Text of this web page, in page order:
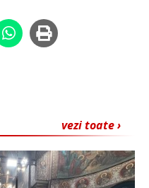
vezi toate ›